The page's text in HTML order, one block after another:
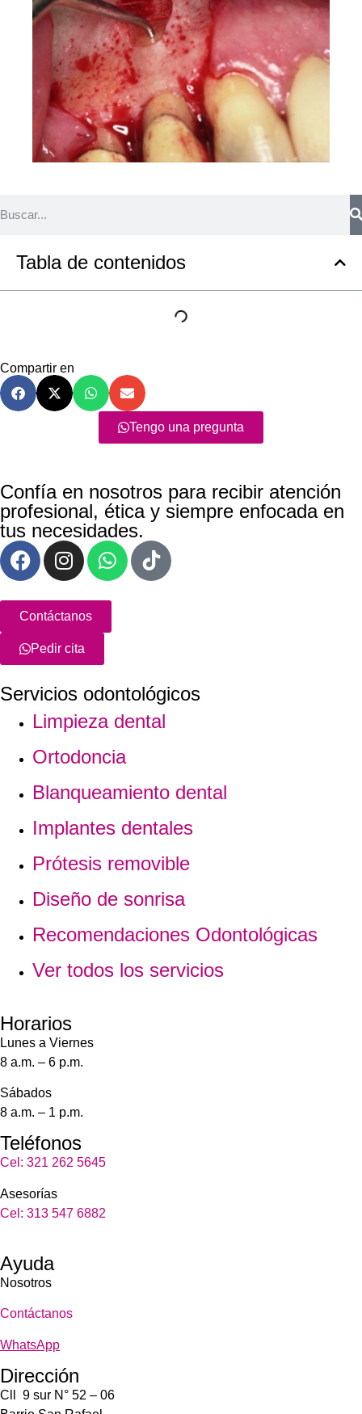
Tabla de contenidos
Compartir en
Tengo una pregunta
Confía en nosotros para recibir atención
profesional, ética y siempre enfocada en
tus necesidades.
Contáctanos
Pedir cita
Servicios odontológicos
Limpieza dental
Ortodoncia
Blanqueamiento dental
Implantes dentales
Prótesis removible
Diseño de sonrisa
Recomendaciones Odontológicas
Ver todos los servicios
Horarios
Lunes a Viernes
8 a.m. – 6 p.m.
Sábados
8 a.m. – 1 p.m.
Teléfonos
Cel: 321 262 5645
Asesorías
Cel: 313 547 6882
Ayuda
Nosotros
Contáctanos
WhatsApp
Dirección
Cll 9 sur N° 52 – 06